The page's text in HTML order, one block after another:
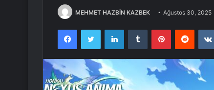
MEHMET HAZBİN KAZBEK Ağustos 30, 2025
FacebookTwitter LinkedInTumblr PinterestReddit